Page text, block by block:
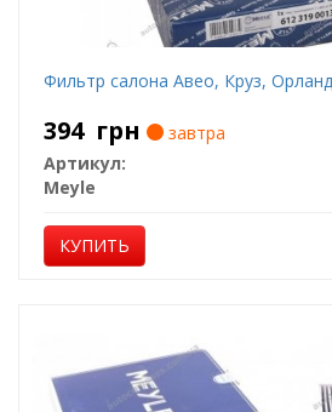
Фильтр салона Авео, Круз,
394 грн
завтра
Артикул:
Meyle
КУПИТЬ